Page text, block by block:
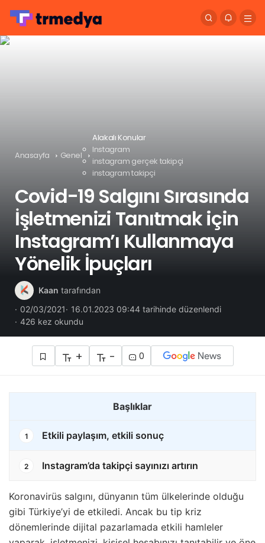
Anasayfa Genel
Alakalı Konular
Instagram
instagram gerçek takipçi
instagram takipçi
Covid-19 Salgını Sırasında
İşletmenizi Tanıtmak için
Instagram’ı Kullanmaya
Yönelik İpuçları
Kaan tarafından
02/03/2021
16.01.2023 09:44 tarihinde düzenlendi
426 kez okundu
+ - 0
Başlıklar
1 Etkili paylaşım, etkili sonuç
2 Instagram’da takipçi sayınızı artırın
Koronavirüs salgını, dünyanın tüm ülkelerinde olduğu
gibi Türkiye’yi de etkiledi. Ancak bu tip kriz
dönemlerinde dijital pazarlamada etkili hamleler